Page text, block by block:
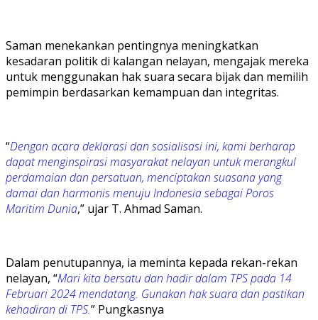
Saman menekankan pentingnya meningkatkan
kesadaran politik di kalangan nelayan, mengajak mereka
untuk menggunakan hak suara secara bijak dan memilih
pemimpin berdasarkan kemampuan dan integritas.
“Dengan acara deklarasi dan sosialisasi ini, kami berharap
dapat menginspirasi masyarakat nelayan untuk merangkul
perdamaian dan persatuan, menciptakan suasana yang
damai dan harmonis menuju Indonesia sebagai Poros
Maritim Dunia,” ujar T. Ahmad Saman.
Dalam penutupannya, ia meminta kepada rekan-rekan
nelayan, “Mari kita bersatu dan hadir dalam TPS pada 14
Februari 2024 mendatang. Gunakan hak suara dan pastikan
kehadiran di TPS.” Pungkasnya